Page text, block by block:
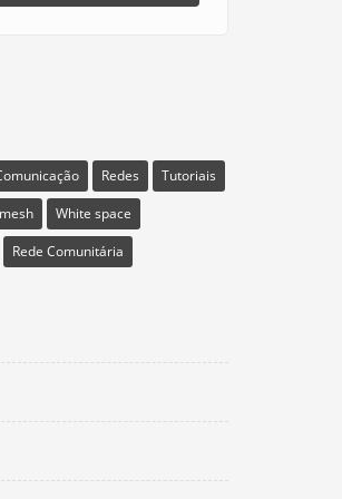
Redes
Tutoriais
White space
Rede Comunitária